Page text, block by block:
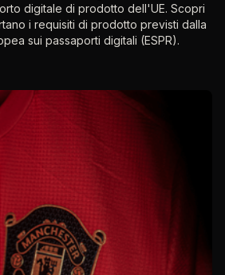
digitale di prodotto dell'UE. Scopri
i requisiti di prodotto previsti dalla
sui passaporti digitali (ESPR).